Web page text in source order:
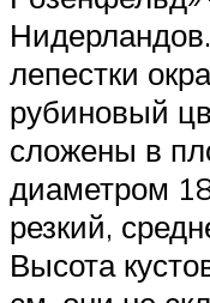
лепестки
рубиновый
сложены в
диаметром
резкий,
Высота